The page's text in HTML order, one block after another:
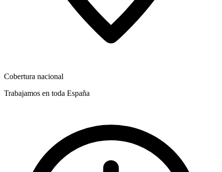
Cobertura nacional
Trabajamos en toda España